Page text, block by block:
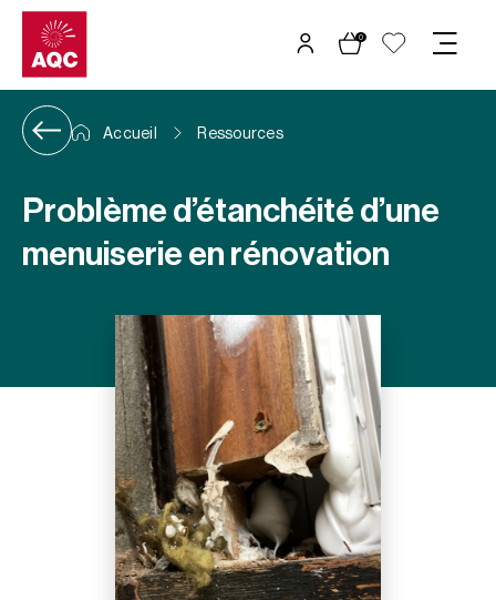
Panneau de gestion des cookies
0
Accueil Ressources
Problème d’étanchéité d’une
menuiserie en rénovation